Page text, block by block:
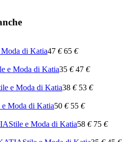
Moda di Katia47 € 65 €
e Moda di Katia35 € 47 €
e Moda di Katia38 € 53 €
e Moda di Katia50 € 55 €
Stile e Moda di Katia58 € 75 €